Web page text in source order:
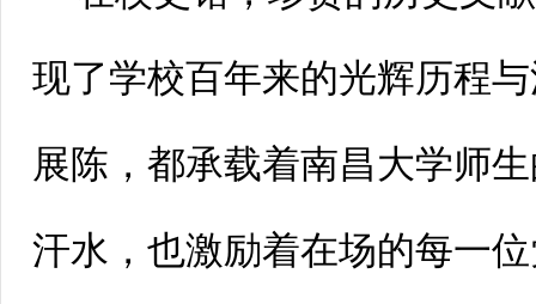
现了学校百年来的光辉历程
展陈，都承载着南昌大学师
汗水，也激励着在场的每一